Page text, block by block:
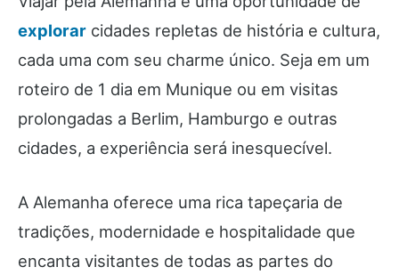
explorar cidades repletas de história e cultura,
cada uma com seu charme único. Seja em um
roteiro de 1 dia em Munique ou em visitas
prolongadas a Berlim, Hamburgo e outras
cidades, a experiência será inesquecível.
A Alemanha oferece uma rica tapeçaria de
tradições, modernidade e hospitalidade que
encanta visitantes de todas as partes do